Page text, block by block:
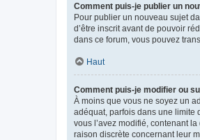
Comment puis-je publier un
Pour publier un nouveau sujet
d’être inscrit avant de pouvoir
dans ce forum, vous pouvez
Haut
Comment puis-je modifier ou
À moins que vous ne soyez un
adéquat, parfois dans une limite
vous l’avez modifié, contenant
raison discrète concernant leur